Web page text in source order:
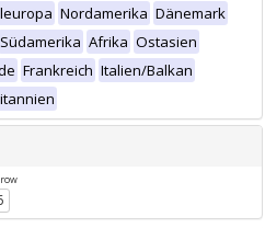
Nordamerika Dänemark
Südamerika Afrika Ostasien
Frankreich Italien/Balkan